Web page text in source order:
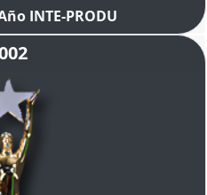
INTE-PRODU